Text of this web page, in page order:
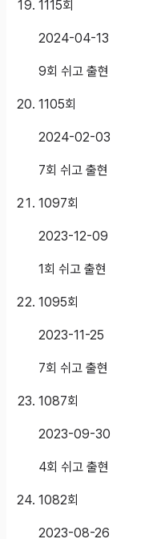
1115회
2024-04-13
9회 쉬고 출현
1105회
2024-02-03
7회 쉬고 출현
1097회
2023-12-09
1회 쉬고 출현
1095회
2023-11-25
7회 쉬고 출현
1087회
2023-09-30
4회 쉬고 출현
1082회
2023-08-26